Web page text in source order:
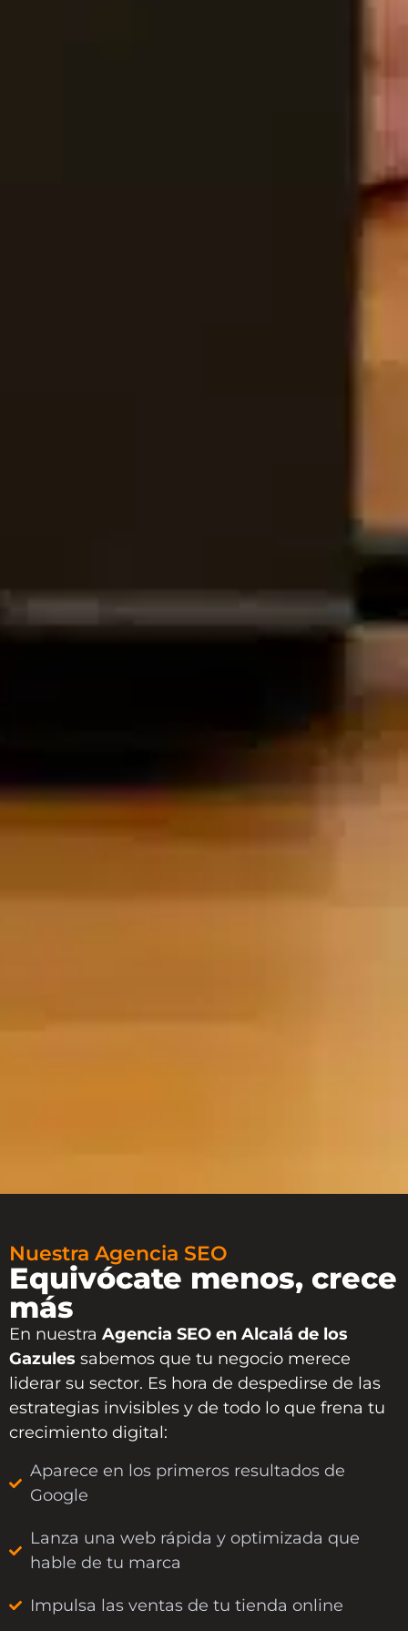
Nuestra Agencia SEO
Equivócate menos, crece
más
En nuestra Agencia SEO en Alcalá de los
Gazules sabemos que tu negocio merece
liderar su sector. Es hora de despedirse de las
estrategias invisibles y de todo lo que frena tu
crecimiento digital:
Aparece en los primeros resultados de
Google
Lanza una web rápida y optimizada que
hable de tu marca
Impulsa las ventas de tu tienda online